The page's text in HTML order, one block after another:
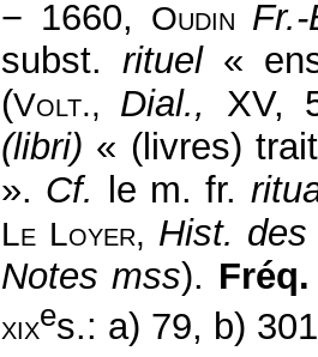
− 1660,
Oudin
subst.rituel «
(Volt., Dial., XV,
(libri) « (livres)
». Cf. le m. fr.
Le Loyer, Hist.
Notes mss).
xixes.: a) 79, b)